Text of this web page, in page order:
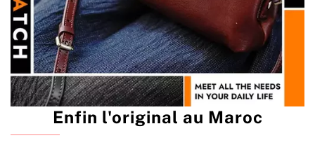
Enfin l'original au Maroc